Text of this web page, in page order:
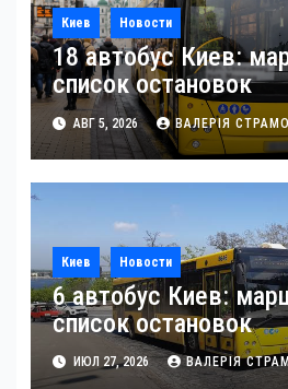
Киев Новости
18 автобус Киев:
список остановок
АВГ 5, 2026 ВАЛЕРІЯ
Киев Новости
6 автобус Киев:
список остановок
ИЮЛ 27, 2026 ВАЛЕРІЯ